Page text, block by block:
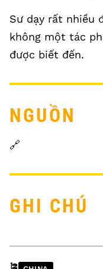
Sư dạy rất nhiều
không một tác
được biết đến.
NGUỒN
🔗
GHI CHÚ